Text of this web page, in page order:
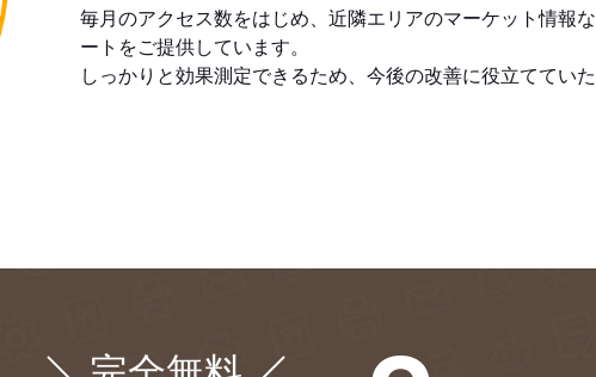
毎月のアクセス数をはじめ、近隣エリアのマーケット情報
ートをご提供しています。
しっかりと効果測定できるため、今後の改善に役立てていた